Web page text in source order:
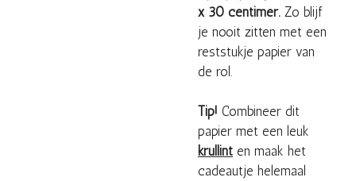
x 30 centimer. Zo blijf
je nooit zitten met een
reststukje papier van
de rol.
Tip! Combineer dit
papier met een leuk
krullint en maak het
cadeautje helemaal